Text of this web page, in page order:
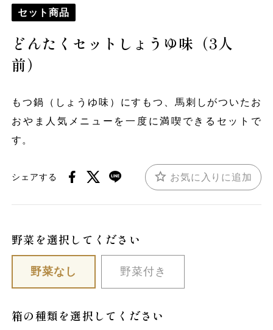
セット商品
どんたくセットしょうゆ味（3人
前）
もつ鍋（しょうゆ味）にすもつ、馬刺しがついたお
おやま人気メニューを一度に満喫できるセットで
す。
シェアする お気に入りに追加
野菜を選択してください
野菜なし 野菜付き
箱の種類を選択してください